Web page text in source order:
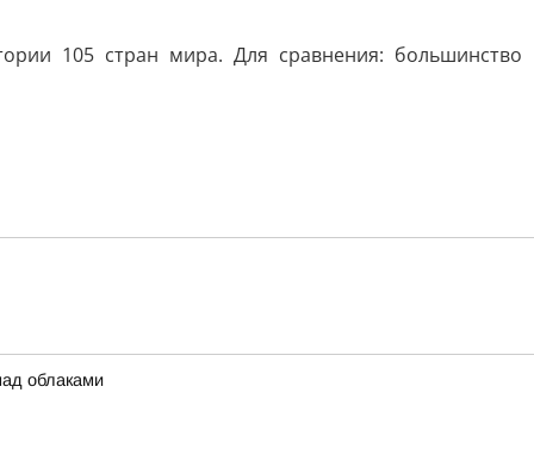
105 стран мира. Для сравнения: большинство
облаками